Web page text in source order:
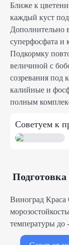
Ближе к
каждый куст
Дополнительно
суперфосфата
Подкормку
величиной с
созревания под
калийные и
полным
Советуем к
Виноград Краса
температуры до